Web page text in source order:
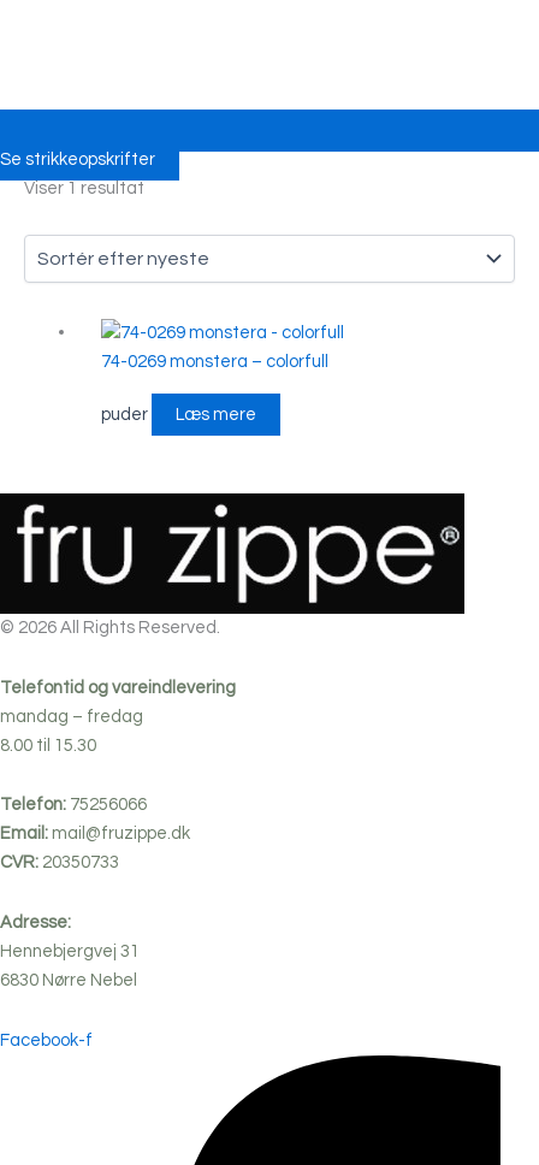
Se strikkeopskrifter
Viser 1 resultat
74-0269 monstera – colorfull
puder Læs mere
© 2026 All Rights Reserved.
Telefontid og vareindlevering
mandag – fredag
8.00 til 15.30
Telefon: 75256066
Email: mail@fruzippe.dk
CVR: 20350733
Adresse:
Hennebjergvej 31
6830 Nørre Nebel
Facebook-f